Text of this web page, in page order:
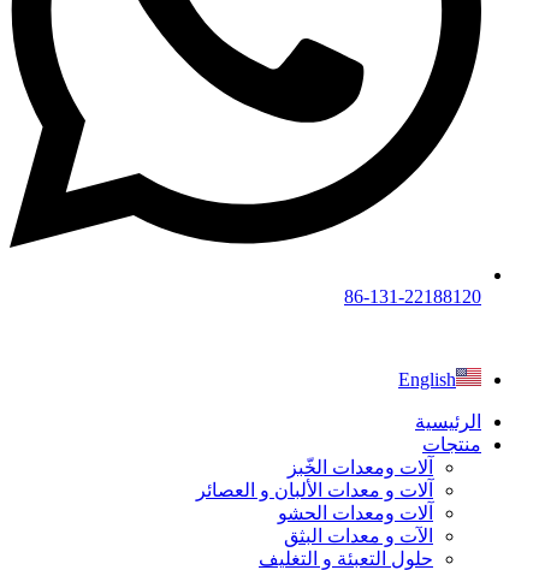
86-131-22188120
English
الرئيسية
منتجات
آلات ومعدات الخّبز
آلات و معدات الألبان و العصائر
آلات ومعدات الحشو
الآت و معدات البثق
حلول التعبئة و التغليف